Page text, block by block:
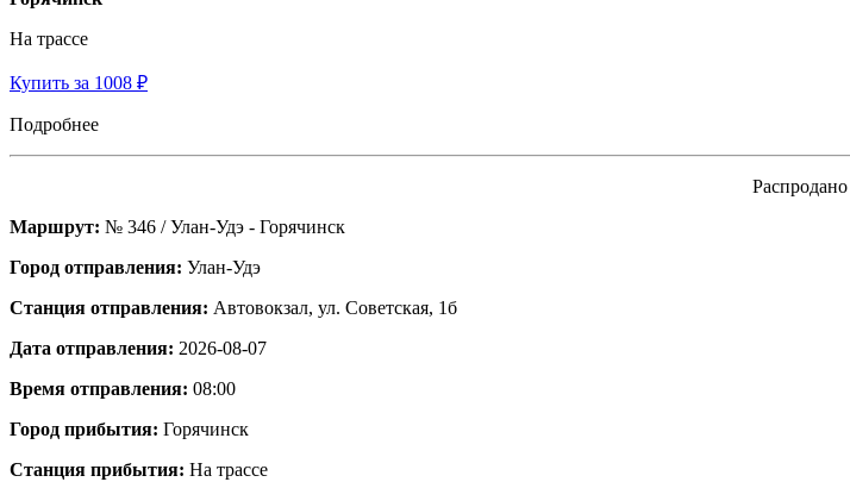
На трассе
Купить за 1008 ₽
Подробнее
Распродано
Маршрут: № 346 / Улан-Удэ - Горячинск
Город отправления: Улан-Удэ
Станция отправления: Автовокзал, ул. Советская, 1б
Дата отправления: 2026-08-07
Время отправления: 08:00
Город прибытия: Горячинск
Станция прибытия: На трассе